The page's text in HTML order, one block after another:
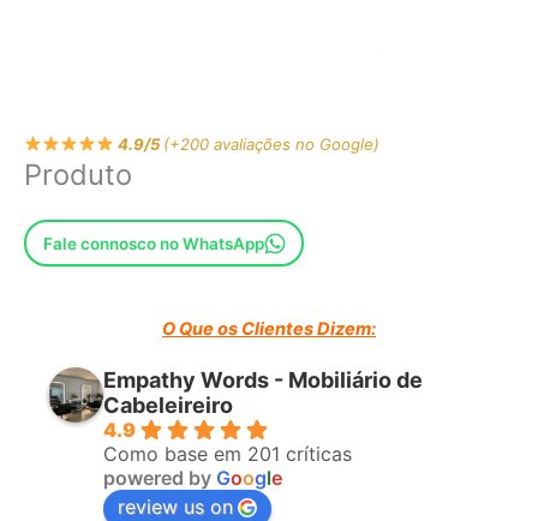
4.9/5(+200 avaliações no Google)
Produto
Fale connosco no WhatsApp
O Que os Clientes Dizem:
Empathy Words - Mobiliário de
Cabeleireiro
4.9
Como base em 201 críticas
powered by Google
review us on